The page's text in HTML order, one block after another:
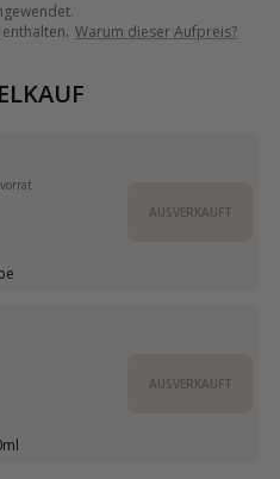
Warum dieser Aufpreis?
AUSVERKAUFT
AUSVERKAUFT